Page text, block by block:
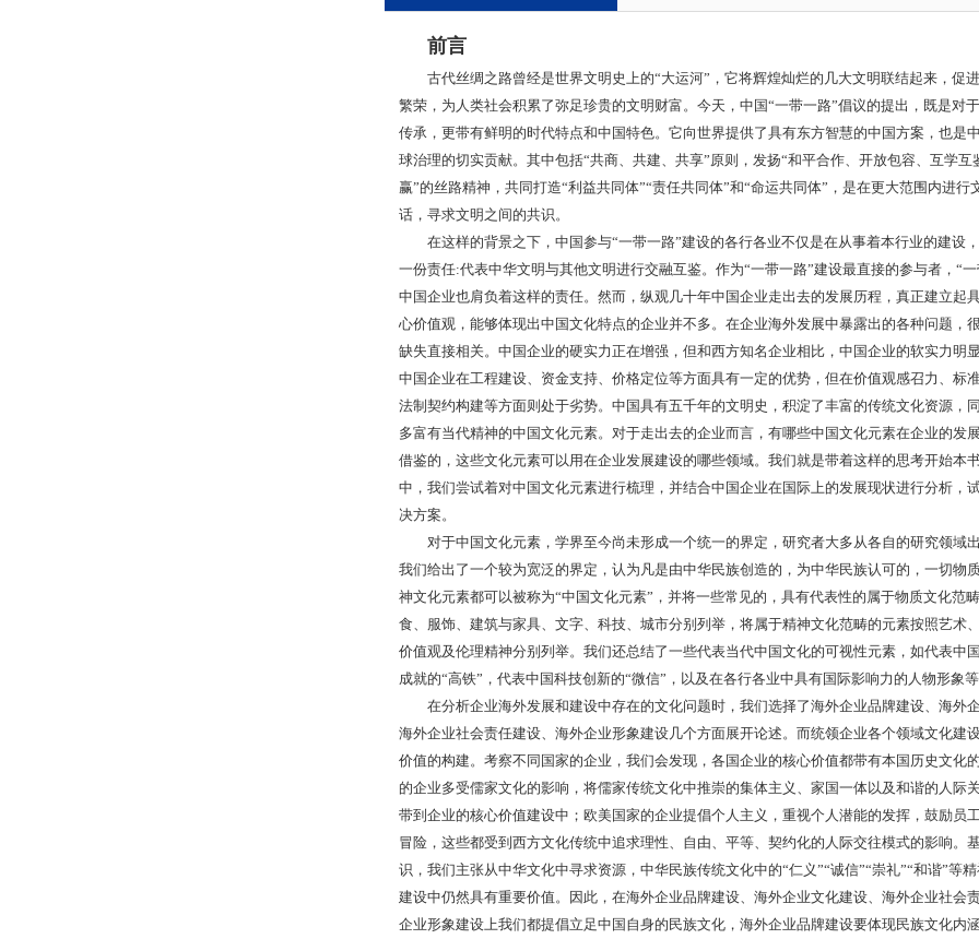
前言
古代丝绸之路曾经是世界文明史上的“大运河”，它将辉煌灿烂的几大文明联结起来，促
繁荣，为人类社会积累了弥足珍贵的文明财富。今天，中国“一带一路”倡议的提出，既是对
传承，更带有鲜明的时代特点和中国特色。它向世界提供了具有东方智慧的中国方案，也是
球治理的切实贡献。其中包括“共商、共建、共享”原则，发扬“和平合作、开放包容、互学互
赢”的丝路精神，共同打造“利益共同体”“责任共同体”和“命运共同体”，是在更大范围内进行
话，寻求文明之间的共识。
在这样的背景之下，中国参与“一带一路”建设的各行各业不仅是在从事着本行业的建设
一份责任:代表中华文明与其他文明进行交融互鉴。作为“一带一路”建设最直接的参与者，“
中国企业也肩负着这样的责任。然而，纵观几十年中国企业走出去的发展历程，真正建立起
心价值观，能够体现出中国文化特点的企业并不多。在企业海外发展中暴露出的各种问题，
缺失直接相关。中国企业的硬实力正在增强，但和西方知名企业相比，中国企业的软实力明
中国企业在工程建设、资金支持、价格定位等方面具有一定的优势，但在价值观感召力、标
法制契约构建等方面则处于劣势。中国具有五千年的文明史，积淀了丰富的传统文化资源，
多富有当代精神的中国文化元素。对于走出去的企业而言，有哪些中国文化元素在企业的发
借鉴的，这些文化元素可以用在企业发展建设的哪些领域。我们就是带着这样的思考开始本
中，我们尝试着对中国文化元素进行梳理，并结合中国企业在国际上的发展现状进行分析，
决方案。
对于中国文化元素，学界至今尚未形成一个统一的界定，研究者大多从各自的研究领域
我们给出了一个较为宽泛的界定，认为凡是由中华民族创造的，为中华民族认可的，一切物
神文化元素都可以被称为“中国文化元素”，并将一些常见的，具有代表性的属于物质文化范
食、服饰、建筑与家具、文字、科技、城市分别列举，将属于精神文化范畴的元素按照艺术
价值观及伦理精神分别列举。我们还总结了一些代表当代中国文化的可视性元素，如代表中
成就的“高铁”，代表中国科技创新的“微信”，以及在各行各业中具有国际影响力的人物形象
在分析企业海外发展和建设中存在的文化问题时，我们选择了海外企业品牌建设、海外
海外企业社会责任建设、海外企业形象建设几个方面展开论述。而统领企业各个领域文化建
价值的构建。考察不同国家的企业，我们会发现，各国企业的核心价值都带有本国历史文化
的企业多受儒家文化的影响，将儒家传统文化中推崇的集体主义、家国一体以及和谐的人际
带到企业的核心价值建设中；欧美国家的企业提倡个人主义，重视个人潜能的发挥，鼓励员
冒险，这些都受到西方文化传统中追求理性、自由、平等、契约化的人际交往模式的影响。
识，我们主张从中华文化中寻求资源，中华民族传统文化中的“仁义”“诚信”“崇礼”“和谐”等
建设中仍然具有重要价值。因此，在海外企业品牌建设、海外企业文化建设、海外企业社会
企业形象建设上我们都提倡立足中国自身的民族文化，海外企业品牌建设要体现民族文化内